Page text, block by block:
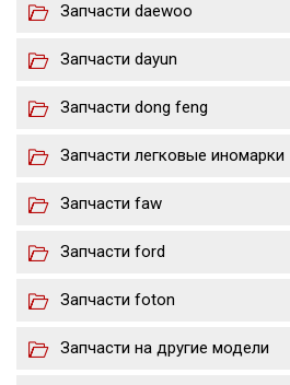
Запчасти daewoo
Запчасти dayun
Запчасти dong feng
Запчасти легковые иномарки
Запчасти faw
Запчасти ford
Запчасти foton
Запчасти на другие модели